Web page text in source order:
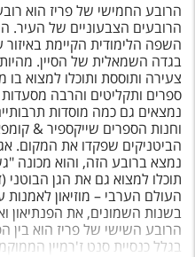
הרובע החמישי של פריז הוא
הרובעים הצבעוניים של העיר.
השפה הלימודית הקיימת באיזור
בגדה השמאלית של הסיין.
צעירה ותוססת ותוכלו למצוא בו
ספרים ותקליטים והרבה מסעדות
נמצאים גם כמה מוסדות
וחנות הספרים שייקספיר &
הביטניקים שפקדו את המקום.
נמצא ברובע הזה, והוא מכונה
תוכלו למצוא גם את הגן
העולם הערבי – מוזיאון לאמנות
בשנות השמונים, את הפנתיאון
הרובע השישי של פריז הוא בין
בגלל כנסיית סנט ז'רמיין